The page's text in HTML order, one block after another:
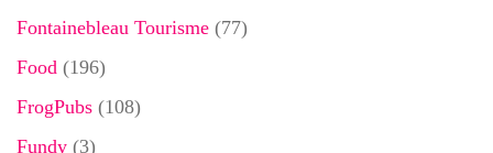
Fontainebleau Tourisme (77)
Food (196)
FrogPubs (108)
Fundy (3)